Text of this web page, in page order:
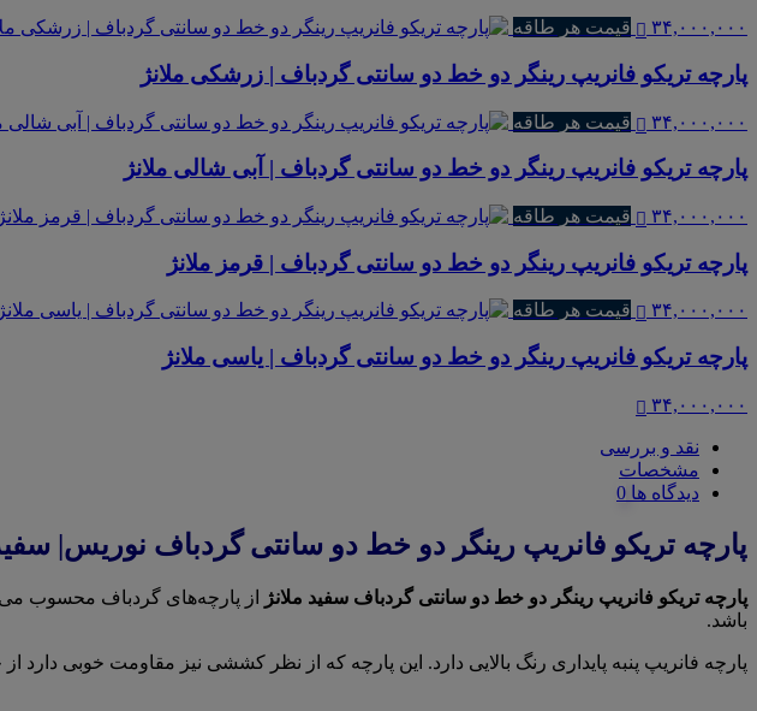
۳۴,۰۰۰,۰۰۰ قیمت هر طاقه
پارچه تریکو فانریپ رینگر دو خط دو سانتی گردباف | زرشکی ملانژ
۳۴,۰۰۰,۰۰۰ قیمت هر طاقه
پارچه تریکو فانریپ رینگر دو خط دو سانتی گردباف | آبی شالی ملانژ
۳۴,۰۰۰,۰۰۰ قیمت هر طاقه
پارچه تریکو فانریپ رینگر دو خط دو سانتی گردباف | قرمز ملانژ
۳۴,۰۰۰,۰۰۰ قیمت هر طاقه
پارچه تریکو فانریپ رینگر دو خط دو سانتی گردباف | یاسی ملانژ
۳۴,۰۰۰,۰۰۰
نقد و بررسی
مشخصات
دیدگاه ها
پارچه تریکو فانریپ رینگر دو خط دو سانتی گردباف نوریس| سفید
پارچه تریکو فانریپ رینگر دو خط دو سانتی گردباف سفید ملانژ
از پارچه‌های گردباف محسوب
باشد.
پارچه فانریپ پنبه پایداری رنگ بالایی دارد. این پارچه که از نظر کششی نیز مقاومت خوبی